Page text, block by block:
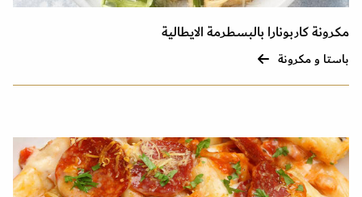
مكرونة كاربونارا بالبسطرمة الايطالية
باستا و مكرونة